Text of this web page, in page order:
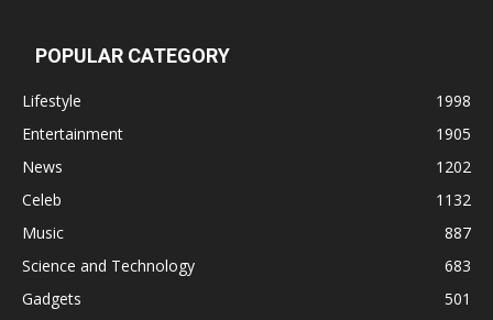
POPULAR CATEGORY
Lifestyle
1998
Entertainment
1905
News
1202
Celeb
1132
Music
887
Science and Technology
683
Gadgets
501